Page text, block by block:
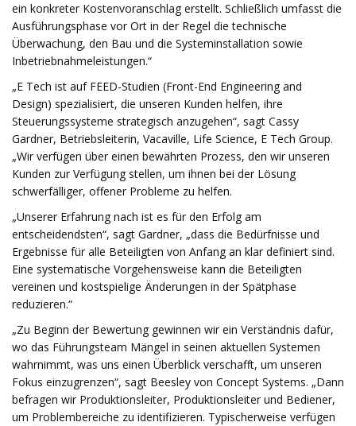
ein konkreter Kostenvoranschlag erstellt. Schließlich umfasst die
Ausführungsphase vor Ort in der Regel die technische
Überwachung, den Bau und die Systeminstallation sowie
Inbetriebnahmeleistungen.“
„E Tech ist auf FEED-Studien (Front-End Engineering and
Design) spezialisiert, die unseren Kunden helfen, ihre
Steuerungssysteme strategisch anzugehen“, sagt Cassy
Gardner, Betriebsleiterin, Vacaville, Life Science, E Tech Group.
„Wir verfügen über einen bewährten Prozess, den wir unseren
Kunden zur Verfügung stellen, um ihnen bei der Lösung
schwerfälliger, offener Probleme zu helfen.
„Unserer Erfahrung nach ist es für den Erfolg am
entscheidendsten“, sagt Gardner, „dass die Bedürfnisse und
Ergebnisse für alle Beteiligten von Anfang an klar definiert sind.
Eine systematische Vorgehensweise kann die Beteiligten
vereinen und kostspielige Änderungen in der Spätphase
reduzieren.“
„Zu Beginn der Bewertung gewinnen wir ein Verständnis dafür,
wo das Führungsteam Mängel in seinen aktuellen Systemen
wahrnimmt, was uns einen Überblick verschafft, um unseren
Fokus einzugrenzen“, sagt Beesley von Concept Systems. „Dann
befragen wir Produktionsleiter, Produktionsleiter und Bediener,
um Problembereiche zu identifizieren. Typischerweise verfügen